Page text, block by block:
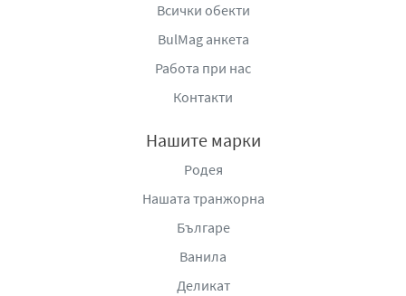
Всички обекти
BulMag анкета
Работа при нас
Контакти
Нашите марки
Родея
Нашата транжорна
Българе
Ванила
Деликат